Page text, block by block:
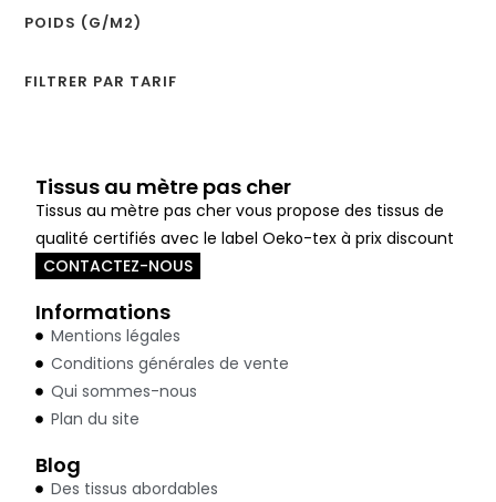
POIDS (G/M2)
FILTRER PAR TARIF
Tissus au mètre pas cher
Tissus au mètre pas cher vous propose des tissus de
qualité certifiés avec le label Oeko-tex à prix discount
CONTACTEZ-NOUS
Informations
Mentions légales
Conditions générales de vente
Qui sommes-nous
Plan du site
Blog
Des tissus abordables